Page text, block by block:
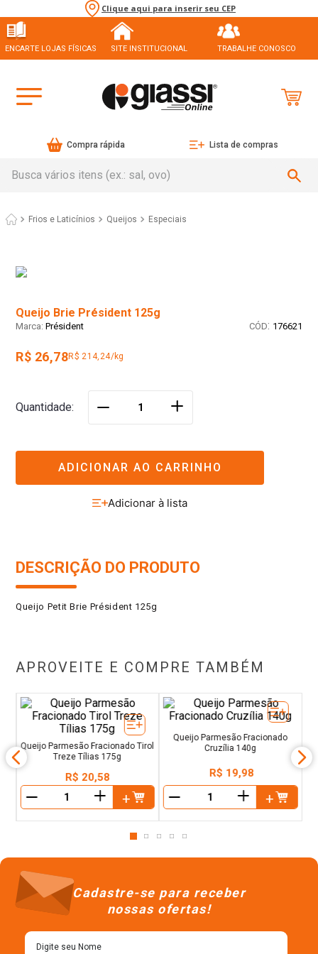
Clique aqui para inserir seu CEP
ENCARTE LOJAS FÍSICAS SITE INSTITUCIONAL TRABALHE CONOSCO
Compra rápida Lista de compras
Frios e Laticínios Queijos Especiais
Queijo Brie Président 125g
Président : 176621
R$ 26,78R$ 214,24/kg
Quantidade ＋
ADICIONAR AO CARRINHO
DESCRIÇÃO DO PRODUTO
Queijo Petit Brie Président 125g
APROVEITE E COMPRE TAMBÉM
Treze Tílias 175g
R$
＋
－
Cruzília 140g
＋
－